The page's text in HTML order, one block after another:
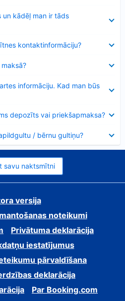
un kādēļ man ir tāds
kontaktinformāciju?
informāciju. Kad man būs
depozīts vai priekšapmaksa?
/ bērnu gultiņu?
savu naktsmītni
versija
noteikumi
Privātuma deklarācija
iestatījumus
pārvaldīšana
deklarācija
Par Booking.com